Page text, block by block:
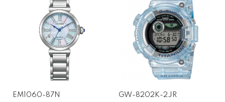
なく、電池が寿命を迎えるまでは動き続けるので、時計を着ける頻
度が低い方や、手軽に時計を持ちたい方に最適です。ソーラー駆動
であれば電池交換も不要になるので、さらに日頃のお手入れが簡単
になります。
ライフスタイルに合ったムーブメントを選ぶことで、購入後の満足
度が大きく変わるため、まずは自分が求める使い勝手を明確にする
EM1060-87N
GW-8202K-2JR